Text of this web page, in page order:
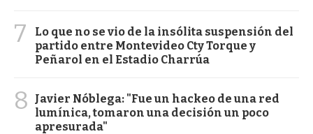
7
Lo que no se vio de la insólita suspensión del
partido entre Montevideo Cty Torque y
Peñarol en el Estadio Charrúa
8
Javier Nóblega: "Fue un hackeo de una red
lumínica, tomaron una decisión un poco
apresurada"